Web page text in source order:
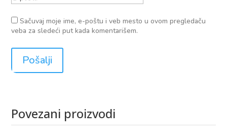
Sačuvaj moje ime, e-poštu i veb mesto u ovom pregledaču
veba za sledeći put kada komentarišem.
Povezani proizvodi
Povezani proizvodi